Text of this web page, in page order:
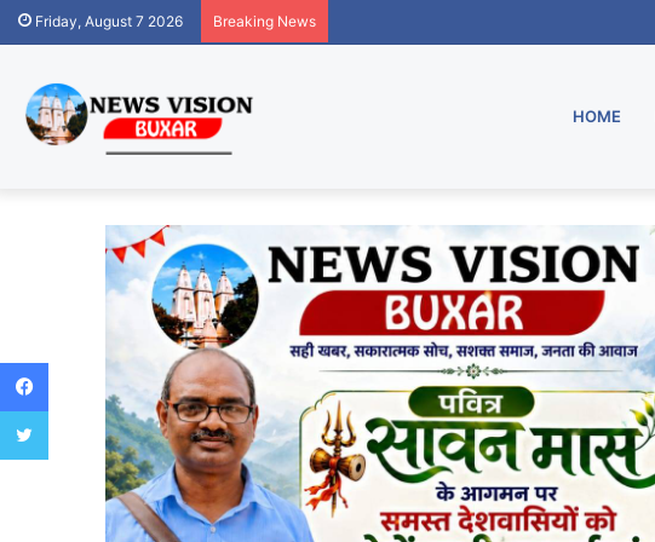
Friday, August 7 2026 Breaking News
HOME
Facebook